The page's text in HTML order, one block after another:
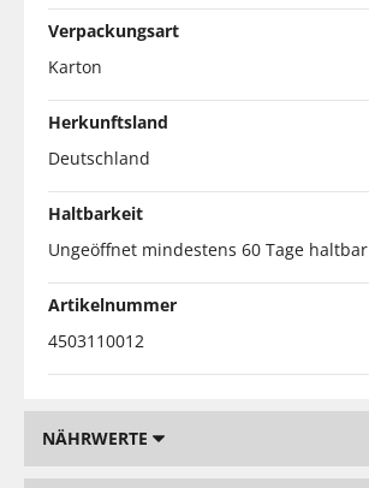
Verpackungsart
Karton
Herkunftsland
Deutschland
Haltbarkeit
Ungeöffnet mindestens 60 Tage haltbar
Artikelnummer
4503110012
NÄHRWERTE